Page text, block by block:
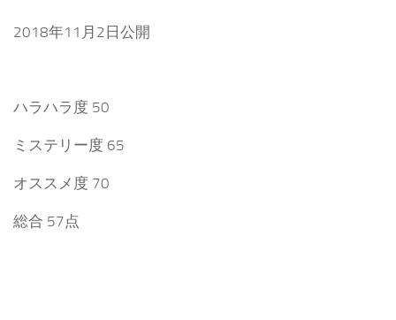
2018年11月2日公開
ハラハラ度 50
ミステリー度 65
オススメ度 70
総合 57点